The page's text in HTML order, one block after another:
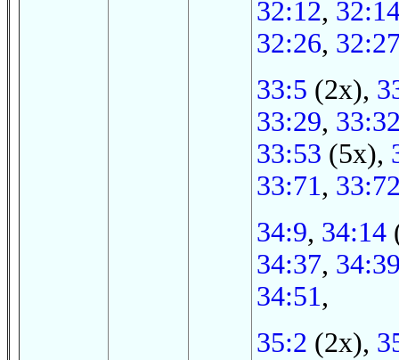
32:12,
32:26,
33:5 (2x),
33:29,
33:53 (5x),
33:71,
34:9, 34:14
34:37,
34:51,
35:2 (2x),